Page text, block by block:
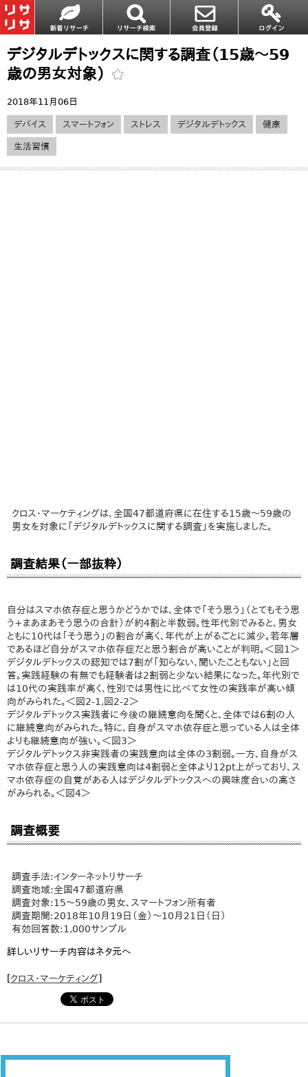
デジタルデトックスに関する調査（15歳～59
歳の男女対象）
2018年11月06日
デバイス スマートフォン ストレス デジタルデトックス 健康
生活習慣
クロス・マーケティングは、全国47都道府県に在住する15歳～59歳の
男女を対象に「デジタルデトックスに関する調査」を実施しました。
調査結果（一部抜粋）
自分はスマホ依存症と思うかどうかでは、全体で「そう思う」（とてもそう思
う+まあまあそう思うの合計）が約4割と半数弱。性年代別でみると、男女
ともに10代は「そう思う」の割合が高く、年代が上がるごとに減少。若年層
であるほど自分がスマホ依存症だと思う割合が高いことが判明。＜図1＞
デジタルデトックスの認知では7割が「知らない、聞いたこともない」と回
答。実践経験の有無でも経験者は2割弱と少ない結果になった。年代別で
は10代の実践率が高く、性別では男性に比べて女性の実践率が高い傾
向がみられた。＜図2-1,図2-2＞
デジタルデトックス実践者に今後の継続意向を聞くと、全体では6割の人
に継続意向がみられた。特に、自身がスマホ依存症と思っている人は全体
よりも継続意向が強い。＜図3＞
デジタルデトックス非実践者の実践意向は全体の3割弱。一方、自身がス
マホ依存症と思う人の実践意向は4割弱と全体より12pt上がっており、ス
マホ依存症の自覚がある人はデジタルデトックスへの興味度合いの高さ
がみられる。＜図4＞
調査概要
調査手法:インターネットリサーチ
調査地域:全国47都道府県
調査対象:15～59歳の男女、スマートフォン所有者
調査期間:2018年10月19日（金）～10月21日（日）
有効回答数:1,000サンプル
詳しいリサーチ内容はネタ元へ
[クロス・マーケティング]